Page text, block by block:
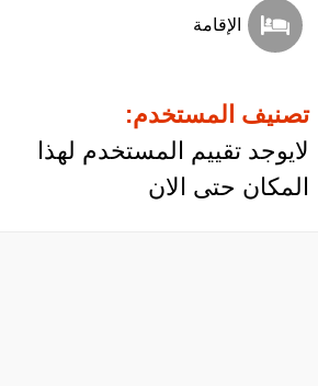
الإقامة
تصنيف المستخدم:
لايوجد تقييم المستخدم لهذا
المكان حتى الان